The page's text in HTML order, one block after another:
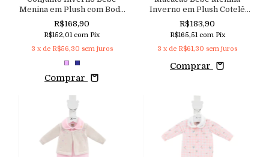
Menina em Plush com Body
Estamp Poá Bordado e
Calça Aconchego
R$168,90
R$152,01 com Pix
3 x de R$56,30 sem juros
Comprar
Inverno em Plush Cotelê
Abertura nas Costas e Tiara
Aconchego
R$183,90
R$165,51 com Pix
3 x de R$61,30 sem juros
Comprar